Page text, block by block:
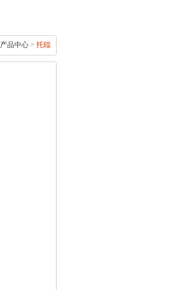
产品中心 > 托辊